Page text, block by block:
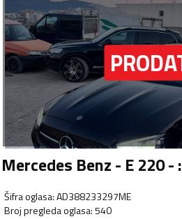
Mercedes Benz - E 220 - :
Šifra oglasa:AD388233297ME
Broj pregleda oglasa:540